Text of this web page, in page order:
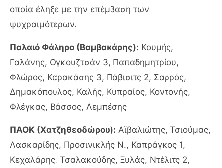
οποία έληξε με την επέμβαση των
ψυχραιμότερων.
Παλαιό Φάληρο (Βαμβακάρης): Κουμής,
Γαλάνης, Ογκουζτσάν 3, Παπαδημητρίου,
Φλώρος, Καρακάσης 3, Πάβισιτς 2, Σαρρός,
Δημακόπουλος, Καλής, Κυπραίος, Κοντονής,
Φλέγκας, Βάσσος, Λεμπέσης
ΠΑΟΚ (Χατζηθεοδώρου): Αϊβαλιώτης, Τσιούμας,
Λασκαρίδης, Προσινικλής Ν., Καπράγκος 1,
Κεχαλάρης, Τσαλακούδης, Ξυλάς, Ντέλιτς 2,